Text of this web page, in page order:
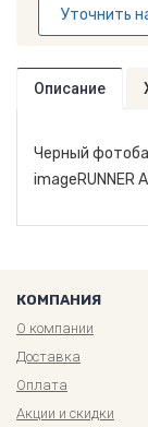
Уточнить
Описание
Черный
imageRUNNER
КОМПАНИЯ
О компании
Доставка
Оплата
Акции и скидки